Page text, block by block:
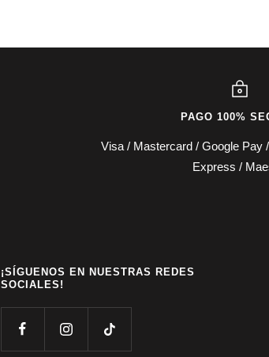
PAGO 100%
Visa / Mastercard / Google Pay
Express /
¡SÍGUENOS EN NUESTRAS REDES
SOCIALES!